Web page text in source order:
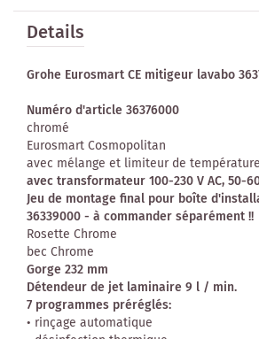
Details
Grohe Eurosmart CE mitigeur lavabo
Numéro d'article 36376000
chromé
Eurosmart Cosmopolitan
avec mélange et limiteur de
avec transformateur 100-230 V AC, 50-
Jeu de montage final pour boîte
36339000 - à commander séparément !!
Rosette Chrome
bec Chrome
Gorge 232 mm
Détendeur de jet laminaire 9 l / min.
7 programmes préréglés:
• rinçage automatique